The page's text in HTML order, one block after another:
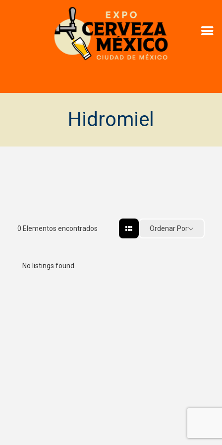
Hidromiel
0 Elementos encontrados Ordenar Por
No listings found.